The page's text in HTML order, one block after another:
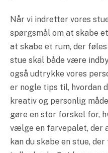
Når vi indretter vores
spørgsmål om at skabe
at skabe et rum, der
stue skal både være
også udtrykke vores
er nogle tips til, hvordan
kreativ og personlig
gøre en stor forskel for,
vælge en farvepalet, der
kan du skabe en stue,